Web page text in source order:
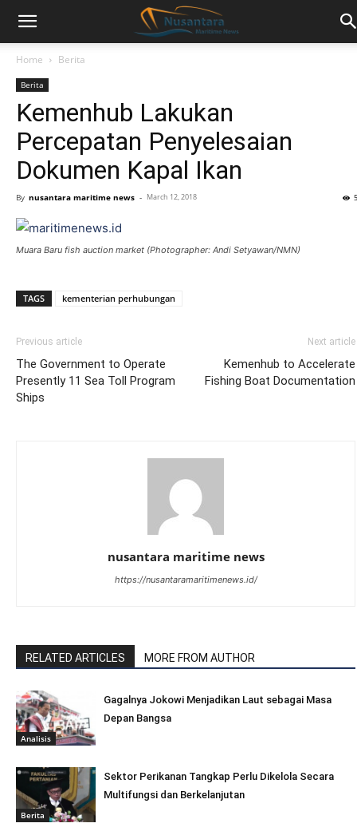
Home Berita
Berita
Kemenhub Lakukan
Percepatan Penyelesaian
Dokumen Kapal Ikan
By nusantara maritime news - March 12, 2018
Muara Baru fish auction market (Photographer: Andi Setyawan/NMN)
TAGS kementerian perhubungan
Previous article
The Government to Operate
Presently 11 Sea Toll Program
Ships
Next article
Kemenhub to Accelerate
Fishing Boat Documentation
nusantara maritime news
https://nusantaramaritimenews.id/
RELATED ARTICLES MORE FROM AUTHOR
Analisis
Gagalnya Jokowi Menjadikan Laut sebagai Masa
Depan Bangsa
Berita
Sektor Perikanan Tangkap Perlu Dikelola Secara
Multifungsi dan Berkelanjutan